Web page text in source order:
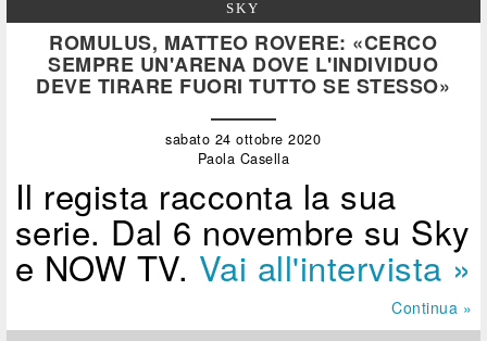
SKY
ROMULUS, MATTEO ROVERE: «CERCO
SEMPRE UN'ARENA DOVE L'INDIVIDUO
DEVE TIRARE FUORI TUTTO SE STESSO»
sabato 24 ottobre 2020
Paola Casella
Il regista racconta la sua
serie. Dal 6 novembre su Sky
e NOW TV. Vai all'intervista »
Continua »